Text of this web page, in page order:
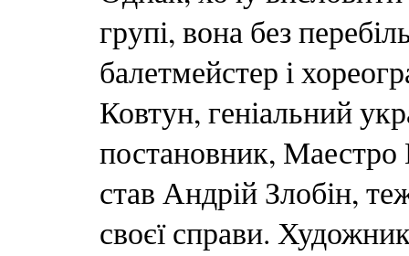
групі, вона без
балетмейстер і
Ковтун, геніальний
постановник,
став Андрій Злобін,
своєї справи.